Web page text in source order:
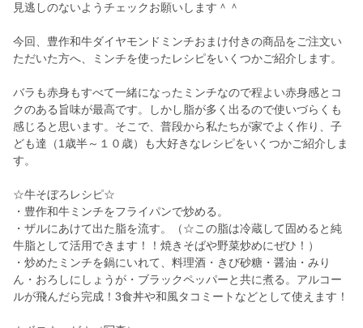
見逃しのないようチェックお願いします＾＾
今回、豊作和牛ダイヤモンドミンチおまけ付きの商品をご注文い
ただいた方へ、ミンチを使ったレシピをいくつかご紹介します。
バラも赤身もすべて一緒になったミンチなので程よい赤身感とコ
クのある旨味が最高です。しかし脂が多く出るので使いづらくも
感じると思います。そこで、普段から私たちが家でよく作り、子
ども達（1歳半～１０歳）も大好きなレシピをいくつかご紹介しま
す。
☆牛そぼろレシピ☆
・豊作和牛ミンチをフライパンで炒める。
・ザルにあけて出た脂を流す。（☆この脂は冷蔵して固めると純
牛脂として活用できます！！焼きそばや野菜炒めにぜひ！）
・炒めたミンチを鍋にいれて、料理酒・きび砂糖・醤油・みり
ん・おろしにしょうが・ブラックペッパーと共に煮る。アルコー
ルが飛んだら完成！3食丼や和風タコミートなどとして使えます！